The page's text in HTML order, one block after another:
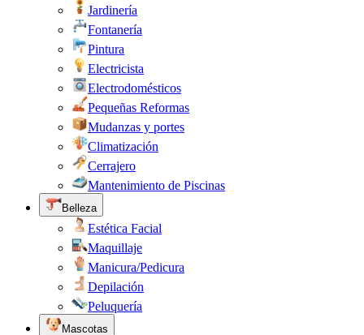
Jardinería
Fontanería
Pintura
Electricista
Electrodomésticos
Pequeñas Reformas
Mudanzas y portes
Climatización
Cerrajero
Mantenimiento de Piscinas
Belleza
Estética Facial
Maquillaje
Manicura/Pedicura
Depilación
Peluquería
Mascotas